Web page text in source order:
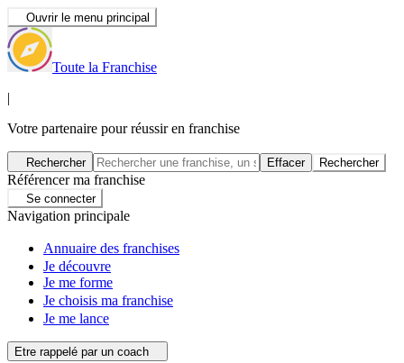
Ouvrir le menu principal
Toute la Franchise
|
Votre partenaire pour réussir en franchise
Rechercher Effacer Rechercher
Référencer ma franchise
Se connecter
Navigation principale
Annuaire des franchises
Je découvre
Je me forme
Je choisis ma franchise
Je me lance
Etre rappelé par un coach